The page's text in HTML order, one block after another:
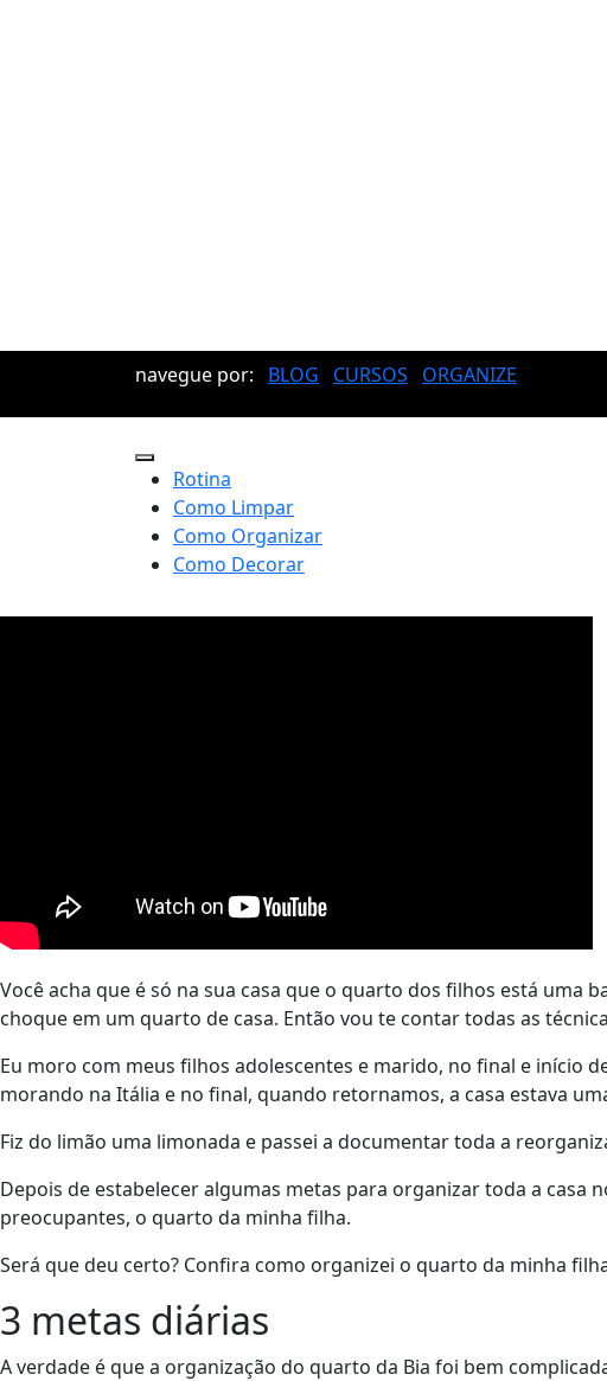
navegue por: BLOG CURSOS ORGANIZE
Rotina
Como Limpar
Como Organizar
Como Decorar
Você acha que é só na sua casa que o quarto dos filhos está
choque em um quarto de casa. Então vou te contar todas as
Eu moro com meus filhos adolescentes e marido, no final e início
morando na Itália e no final, quando retornamos, a casa estava
Fiz do limão uma limonada e passei a documentar toda a
Depois de estabelecer algumas metas para organizar toda a
preocupantes, o quarto da minha filha.
Será que deu certo? Confira como organizei o quarto da minha
3 metas diárias
A verdade é que a organização do quarto da Bia foi bem